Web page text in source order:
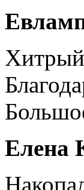
Хитрый
Елена